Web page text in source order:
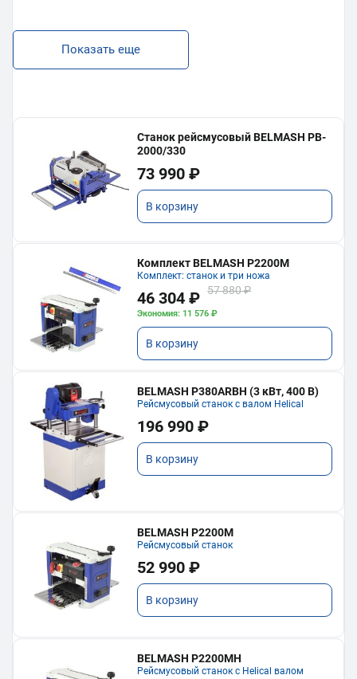
Показать еще
Станок рейсмусовый BELMASH PB-
2000/330
73 990 ₽
В корзину
Комплект BELMASH P2200M
Комплект: станок и три ножа
46 304 ₽ 57 880 ₽
Экономия: 11 576 ₽
В корзину
BELMASH P380ARBH (3 кВт, 400 В)
Рейсмусовый станок с валом Helical
196 990 ₽
В корзину
BELMASH P2200M
Рейсмусовый станок
52 990 ₽
В корзину
BELMASH P2200MH
Рейсмусовый станок с Helical валом